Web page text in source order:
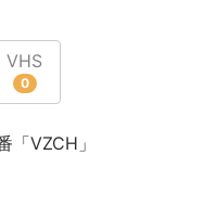
VHS
0
「VZCH」